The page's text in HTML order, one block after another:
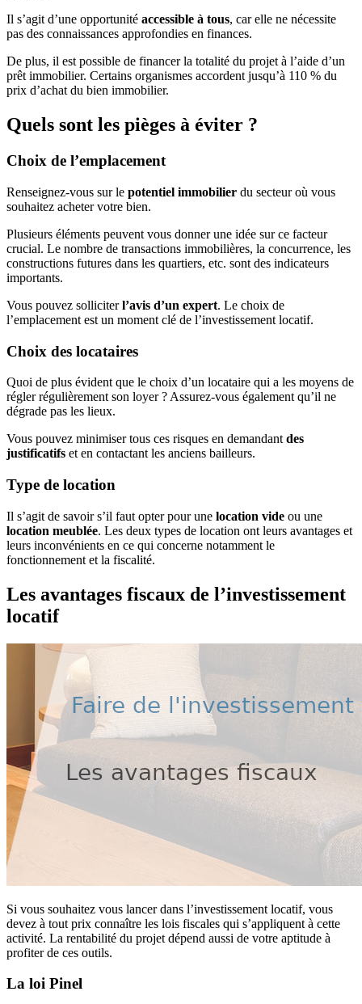
Il s’agit d’une opportunité accessible à tous, car elle ne nécessite
pas des connaissances approfondies en finances.
De plus, il est possible de financer la totalité du projet à l’aide d’un
prêt immobilier. Certains organismes accordent jusqu’à 110 % du
prix d’achat du bien immobilier.
Quels sont les pièges à éviter ?
Choix de l’emplacement
Renseignez-vous sur le potentiel immobilier du secteur où vous
souhaitez acheter votre bien.
Plusieurs éléments peuvent vous donner une idée sur ce facteur
crucial. Le nombre de transactions immobilières, la concurrence, les
constructions futures dans les quartiers, etc. sont des indicateurs
importants.
Vous pouvez solliciterl’avis d’un expert. Le choix de
l’emplacement est un moment clé de l’investissement locatif.
Choix des locataires
Quoi de plus évident que le choix d’un locataire qui a les moyens de
régler régulièrement son loyer ? Assurez-vous également qu’il ne
dégrade pas les lieux.
Vous pouvez minimiser tous ces risques en demandantdes
justificatifs et en contactant les anciens bailleurs.
Type de location
Il s’agit de savoir s’il faut opter pour une location vide ou une
location meublée. Les deux types de location ont leurs avantages et
leurs inconvénients en ce qui concerne notamment le
fonctionnement et la fiscalité.
Les avantages fiscaux de l’investissement
locatif
Si vous souhaitez vous lancer dans l’investissement locatif, vous
devez à tout prix connaître les lois fiscales qui s’appliquent à cette
activité. La rentabilité du projet dépend aussi de votre aptitude à
profiter de ces outils.
La loi Pinel